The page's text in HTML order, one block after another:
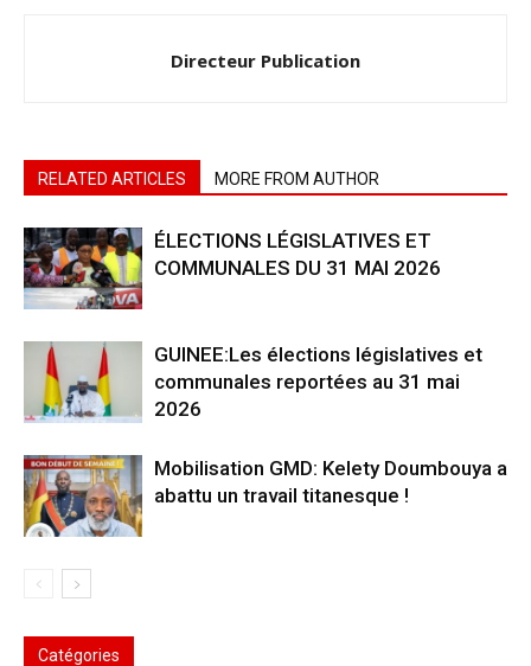
Directeur Publication
RELATED ARTICLES MORE FROM AUTHOR
ÉLECTIONS LÉGISLATIVES ET
COMMUNALES DU 31 MAI 2026
GUINEE:Les élections législatives et
communales reportées au 31 mai
2026
Mobilisation GMD: Kelety Doumbouya a
abattu un travail titanesque !
Catégories